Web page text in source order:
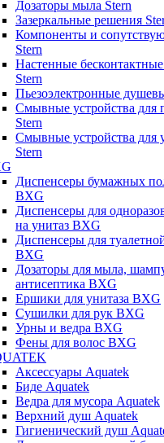
Дозаторы мыла Stern
Зазеркальные решения
Компоненты и
Stern
Настенные
Stern
Пьезоэлектронные
Смывные устройства для
Stern
Смывные устройства для
Stern
Диспенсеры бумажных
BXG
Диспенсеры для
на унитаз BXG
Диспенсеры для
BXG
Дозаторы для мыла,
антисептика BXG
Ершики для унитаза BXG
Сушилки для рук BXG
Урны и ведра BXG
Фены для волос BXG
Аксессуары Aquatek
Биде Aquatek
Ведра для мусора Aquatek
Верхний душ Aquatek
Гигиенический душ